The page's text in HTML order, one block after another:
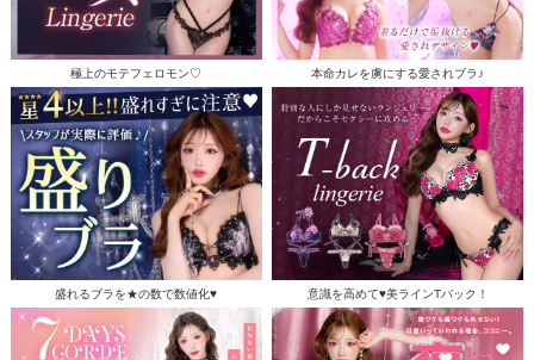
極上のモテフェロモン♡ 本命カレを虜にする愛されブラ♪
盛れるブラを★の数で数値化♥ 意識を高めて♥美ラインTバック！